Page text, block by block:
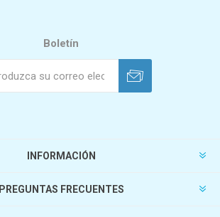
Boletín
INFORMACIÓN
PREGUNTAS FRECUENTES